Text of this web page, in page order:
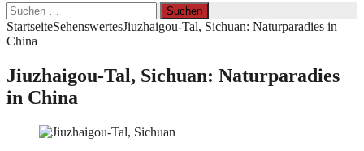
Suchen
nach:
StartseiteSehenswertesJiuzhaigou-Tal, Sichuan: Naturparadies in
China
Jiuzhaigou-Tal, Sichuan: Naturparadies
in China